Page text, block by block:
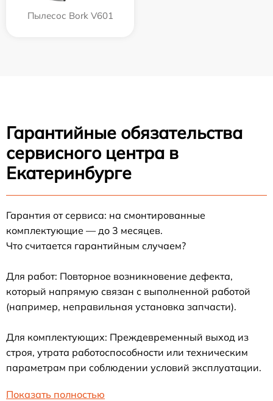
Пылесос Bork V601
Гарантийные обязательства
сервисного центра в
Екатеринбурге
Гарантия от сервиса: на смонтированные
комплектующие — до 3 месяцев.
Что считается гарантийным случаем?
Для работ: Повторное возникновение дефекта,
который напрямую связан с выполненной работой
(например, неправильная установка запчасти).
Для комплектующих: Преждевременный выход из
строя, утрата работоспособности или техническим
параметрам при соблюдении условий эксплуатации.
Показать полностью